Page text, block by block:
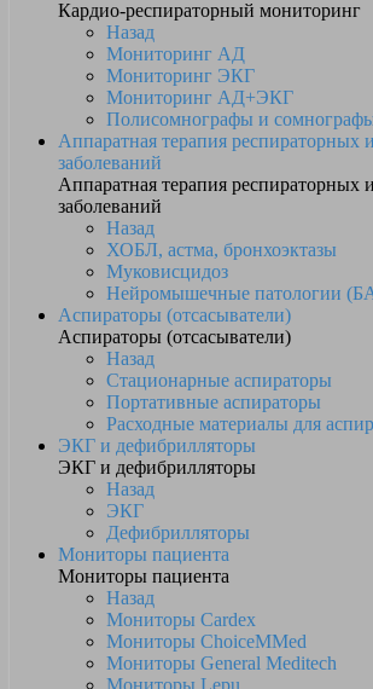
Кардио-респираторный мониторинг
Назад
Мониторинг АД
Мониторинг ЭКГ
Мониторинг АД+ЭКГ
Полисомнографы и
Аппаратная терапия респираторных
заболеваний
Аппаратная терапия респираторных
заболеваний
Назад
ХОБЛ, астма, бронхоэктазы
Муковисцидоз
Нейромышечные патологии
Аспираторы (отсасыватели)
Аспираторы (отсасыватели)
Назад
Стационарные аспираторы
Портативные аспираторы
Расходные материалы для
ЭКГ и дефибрилляторы
ЭКГ и дефибрилляторы
Назад
ЭКГ
Дефибрилляторы
Мониторы пациента
Мониторы пациента
Назад
Мониторы Cardex
Мониторы ChoiceMMed
Мониторы General Meditech
Мониторы Lepu